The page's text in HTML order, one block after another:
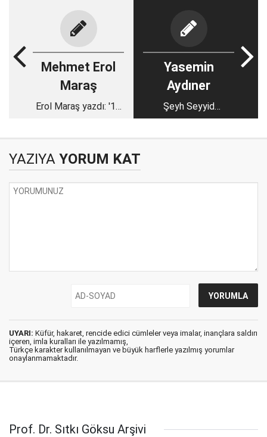
Mehmet Erol
Maraş
Erol Maraş yazdı: '15
Yasemin
Aydıner
Şeyh Seyyid
Abdulkadir Geylani
YAZIYA YORUM KAT
UYARI: Küfür, hakaret, rencide edici cümleler veya imalar, inançlara saldırı
içeren, imla kuralları ile yazılmamış,
Türkçe karakter kullanılmayan ve büyük harflerle yazılmış yorumlar
onaylanmamaktadır.
Prof. Dr. Sıtkı Göksu Arşivi